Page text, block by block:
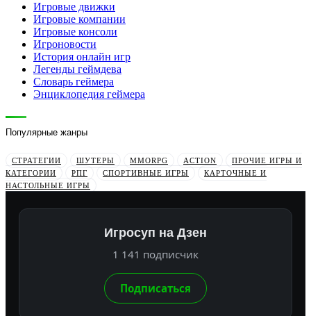
Игровые движки
Игровые компании
Игровые консоли
Игроновости
История онлайн игр
Легенды геймдева
Словарь геймера
Энциклопедия геймера
Популярные жанры
СТРАТЕГИИ ШУТЕРЫ MMORPG ACTION
ПРОЧИЕ ИГРЫ И
КАТЕГОРИИ
РПГ СПОРТИВНЫЕ ИГРЫ
КАРТОЧНЫЕ И
НАСТОЛЬНЫЕ ИГРЫ
Игросуп на Дзен
1 141 подписчик
Подписаться